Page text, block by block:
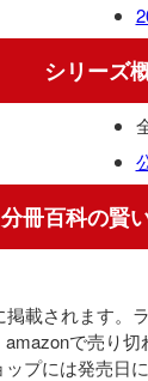
シリーズ
分冊百科の賢
載されます。
で売り
プには発売日に